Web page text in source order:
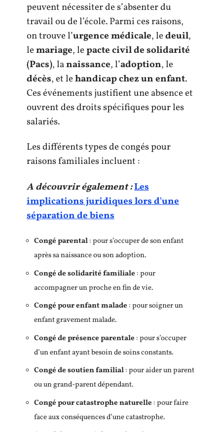
peuvent nécessiter de s’absenter du
travail ou de l’école. Parmi ces raisons,
on trouve l’urgence médicale, ledeuil,
lemariage, lepacte civil de solidarité
(Pacs), lanaissance, l’adoption, le
décès, et lehandicap chez un enfant.
Ces événements justifient une absence et
ouvrent des droits spécifiques pour les
salariés.
Les différents types de congés pour
raisons familiales incluent :
A découvrir également :Les
implications juridiques lors d'une
séparation de biens
Congé parental: pour s’occuper de son enfant
après sa naissance ou son adoption.
Congé de solidarité familiale : pour
accompagner un proche en fin de vie.
Congé pour enfant malade : pour soigner un
enfant gravement malade.
Congé de présence parentale : pour s’occuper
d’un enfant ayant besoin de soins constants.
Congé de soutien familial: pour aider un parent
ou un grand-parent dépendant.
Congé pour catastrophe naturelle : pour faire
face aux conséquences d’une catastrophe.